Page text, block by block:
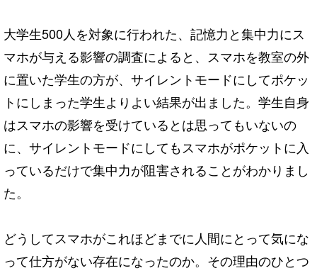
大学生500人を対象に行われた、記憶力と集中力にス
マホが与える影響の調査によると、スマホを教室の外
に置いた学生の方が、サイレントモードにしてポケッ
トにしまった学生よりよい結果が出ました。学生自身
はスマホの影響を受けているとは思ってもいないの
に、サイレントモードにしてもスマホがポケットに入
っているだけで集中力が阻害されることがわかりまし
た。
どうしてスマホがこれほどまでに人間にとって気にな
って仕方がない存在になったのか。その理由のひとつ